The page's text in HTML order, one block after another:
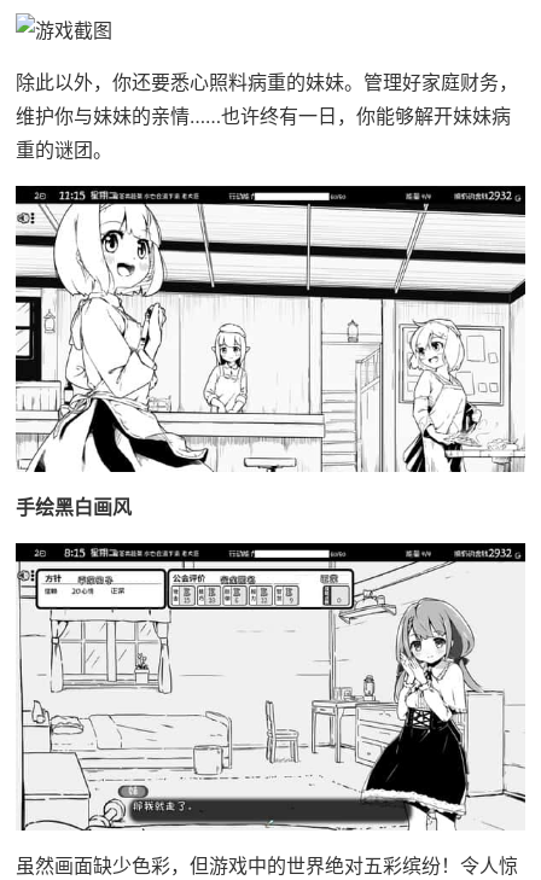
除此以外，你还要悉心照料病重的妹妹。管理好家庭财务，
维护你与妹妹的亲情……也许终有一日，你能够解开妹妹病
重的谜团。
手绘黑白画风
虽然画面缺少色彩，但游戏中的世界绝对五彩缤纷！令人惊